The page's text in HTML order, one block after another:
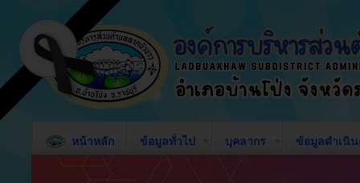
หน้าหลัก ข้อมูลทั่วไป บุคลากร ข้อมูลดำเนิ